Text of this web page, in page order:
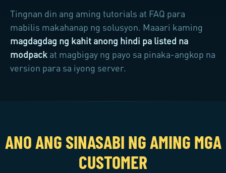
Tingnan din ang aming tutorials at FAQ para
mabilis makahanap ng solusyon. Maaari kaming
magdagdag ng kahit anong hindi pa listed na
modpack at magbigay ng payo sa pinaka-angkop na
version para sa iyong server.
ANO ANG SINASABI NG AMING MGA
CUSTOMER